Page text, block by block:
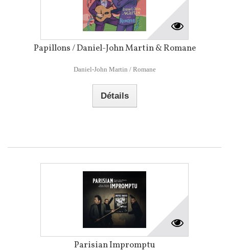
Papillons / Daniel-John Martin & Romane
Daniel-John Martin / Romane
Détails
Parisian Impromptu